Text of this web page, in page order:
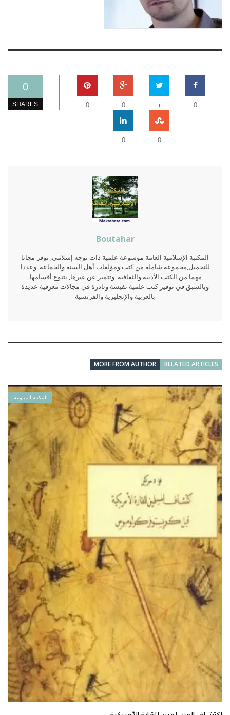
0
SHARES 0
+
0
0
0
0
Boutahar
المكتبة الإسلامية العامة موسوعة علمية ذات توجه إسلامي, توفر مجانا
للتحميل,مجموعة شاملة من كتب ومؤلفات أهل السنة والجماعة, وعددا
مهما من الكتب الأدبية والثقافية. وتتميز عن غيرها, بتنوع أقسامها,
وبالسبق في توفير كتب علمية نفيسة ونادرة في مجالات معرفية عديدة
بالعربية والإنجليزية والفرنسية
RELATED ARTICLES
MORE FROM AUTHOR
المكتبة المتنوعة